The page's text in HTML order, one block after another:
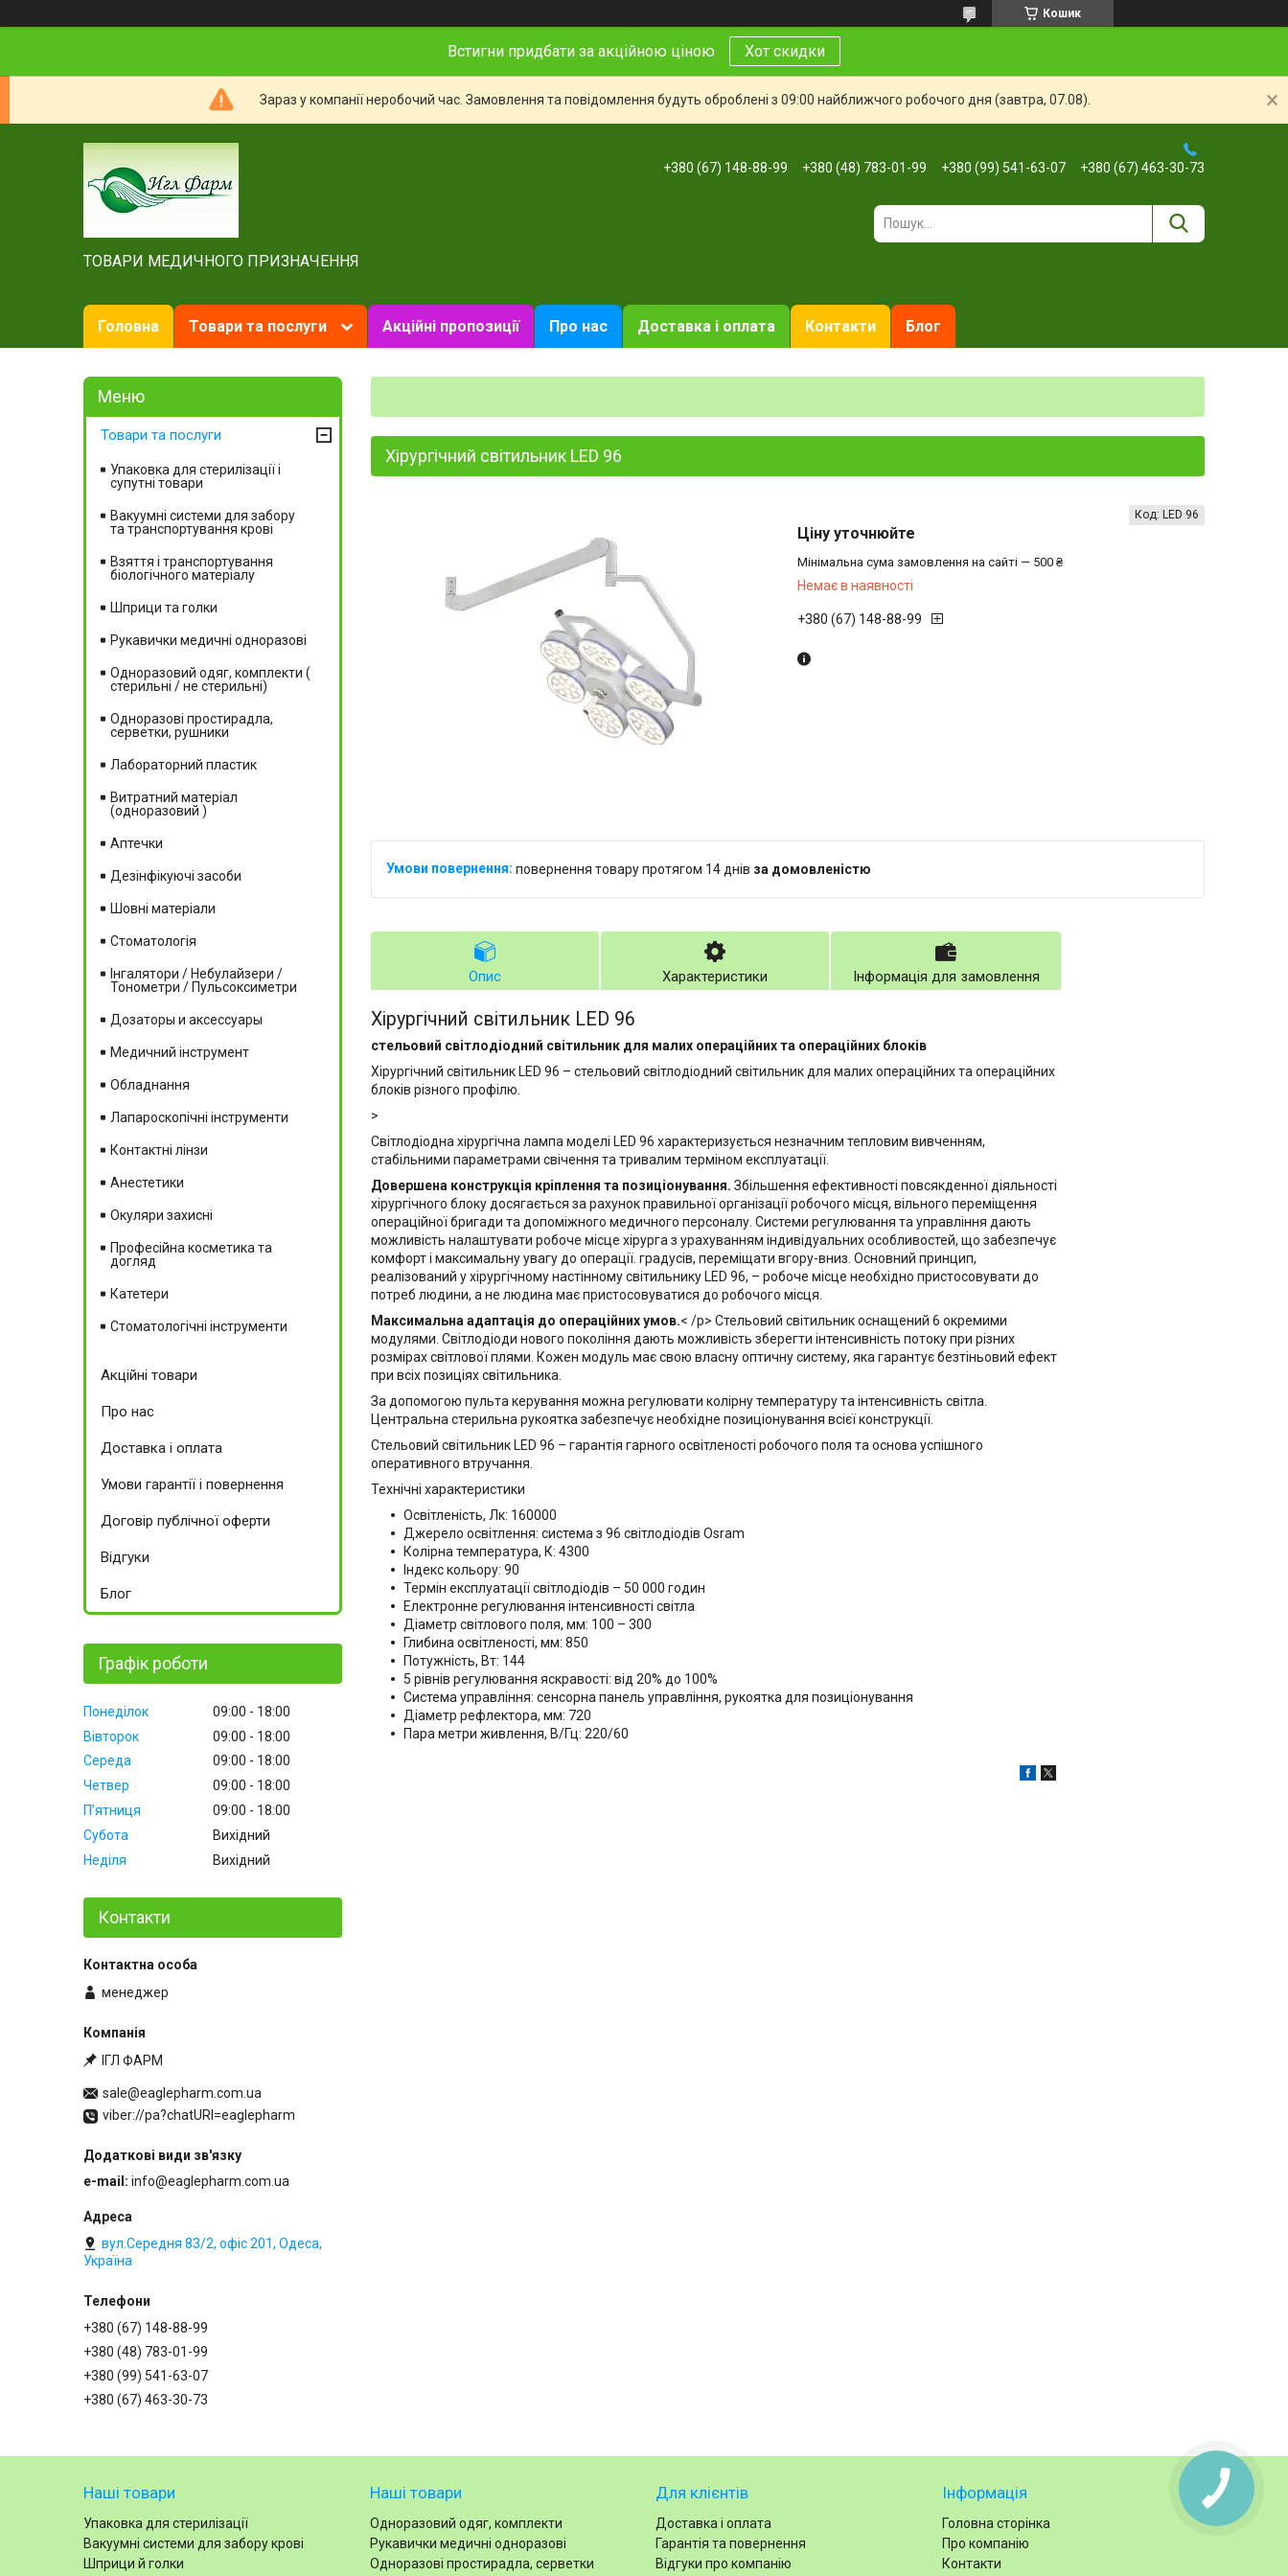
Кошик
Встигни придбати за акційною ціною Хот скидки
Зараз у компанії неробочий час. Замовлення та повідомлення будуть оброблені з 09:00 найближчого робочого дня (завтра, 07.08).
ТОВАРИ МЕДИЧНОГО ПРИЗНАЧЕННЯ
+380 (67) 148-88-99 +380 (48) 783-01-99 +380 (99) 541-63-07 +380 (67) 463-30-73
Головна Товари та послуги Акційні пропозиції Про нас Доставка і оплата Контакти Блог
Хірургічний світильник LED 96
Ціну уточнюйте
Мінімальна сума замовлення на сайті — 500 ₴
Немає в наявності
Код: LED 96
+380 (67) 148-88-99
повернення товару протягом 14 днів за домовленістю
Опис Характеристики Інформація для замовлення
Хірургічний світильник LED 96
стельовий світлодіодний світильник для малих операційних та операційних блоків
Хірургічний світильник LED 96 – стельовий світлодіодний світильник для малих операційних та операційних
блоків різного профілю.
>
Світлодіодна хірургічна лампа моделі LED 96 характеризується незначним тепловим вивченням,
стабільними параметрами свічення та тривалим терміном експлуатації.
Довершена конструкція кріплення та позиціонування. Збільшення ефективності повсякденної діяльності
хірургічного блоку досягається за рахунок правильної організації робочого місця, вільного переміщення
операційної бригади та допоміжного медичного персоналу. Системи регулювання та управління дають
можливість налаштувати робоче місце хірурга з урахуванням індивідуальних особливостей, що забезпечує
комфорт і максимальну увагу до операції. градусів, переміщати вгору-вниз. Основний принцип,
реалізований у хірургічному настінному світильнику LED 96, – робоче місце необхідно пристосовувати до
потреб людини, а не людина має пристосовуватися до робочого місця.
Максимальна адаптація до операційних умов.< /p> Стельовий світильник оснащений 6 окремими
модулями. Світлодіоди нового покоління дають можливість зберегти інтенсивність потоку при різних
розмірах світлової плями. Кожен модуль має свою власну оптичну систему, яка гарантує безтіньовий ефект
при всіх позиціях світильника.
За допомогою пульта керування можна регулювати колірну температуру та інтенсивність світла.
Центральна стерильна рукоятка забезпечує необхідне позиціонування всієї конструкції.
Стельовий світильник LED 96 – гарантія гарного освітленості робочого поля та основа успішного
оперативного втручання.
Технічні характеристики
Освітленість, Лк: 160000
Джерело освітлення: система з 96 світлодіодів Osram
Колірна температура, К: 4300
Індекс кольору: 90
Термін експлуатації світлодіодів – 50 000 годин
Електронне регулювання інтенсивності світла
Діаметр світлового поля, мм: 100 – 300
Глибина освітленості, мм: 850
Потужність, Вт: 144
5 рівнів регулювання яскравості: від 20% до 100%
Система управління: сенсорна панель управління, рукоятка для позиціонування
Діаметр рефлектора, мм: 720
Пара метри живлення, В/Гц: 220/60
Товари та послуги
Упаковка для стерилізації і
супутні товари
Вакуумні системи для забору
та транспортування крові
Взяття і транспортування
біологічного матеріалу
Шприци та голки
Рукавички медичні одноразові
Одноразовий одяг, комплекти (
стерильні / не стерильні)
Одноразові простирадла,
серветки, рушники
Лабораторний пластик
Витратний матеріал
(одноразовий )
Аптечки
Дезінфікуючі засоби
Шовні матеріали
Стоматологія
Інгалятори / Небулайзери /
Тонометри / Пульсоксиметри
Дозаторы и аксессуары
Медичний інструмент
Обладнання
Лапароскопічні інструменти
Контактні лінзи
Анестетики
Окуляри захисні
Професійна косметика та
догляд
Катетери
Стоматологічні інструменти
Акційні товари
Про нас
Доставка і оплата
Умови гарантії і повернення
Договір публічної оферти
Відгуки
Блог
Графік роботи
Понеділок 09:00
18:00
Вівторок
09:00
18:00
Середа
09:00
18:00
Четвер
09:00
18:00
Пʼятниця
09:00
18:00
Субота
Вихідний
Неділя
Вихідний
Контакти
менеджер
ІГЛ ФАРМ
sale@eaglepharm.com.ua
viber://pa?chatURI=eaglepharm
e-mail info@eaglepharm.com.ua
вул.Середня 83/2, офіс 201, Одеса,
Україна
+380 (67) 148-88-99
+380 (48) 783-01-99
+380 (99) 541-63-07
+380 (67) 463-30-73
Наші товари
Упаковка для стерилізації
Вакуумні системи для забору крові
Шприци й голки
Наші товари
Одноразовий одяг, комплекти
Рукавички медичні одноразові
Одноразові простирадла, серветки
Для клієнтів
Доставка і оплата
Гарантія та повернення
Відгуки про компанію
Інформація
Головна сторінка
Про компанію
Контакти